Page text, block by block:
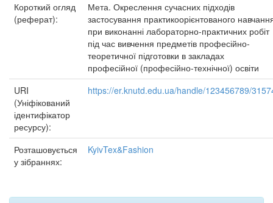
Короткий огляд
(реферат):
Мета. Окреслення сучасних підходів
застосування практикоорієнтованого
при виконанні лабораторно-практичних робіт
під час вивчення предметів професійно-
теоретичної підготовки в закладах
професійної (професійно-технічної) освіти
URI
(Уніфікований
ідентифікатор
ресурсу):
https://er.knutd.edu.ua/handle/123456789/
Розташовується
у зібраннях:
KyivTex&Fashion